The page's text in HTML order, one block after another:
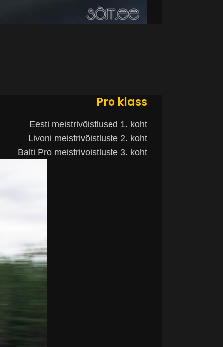
Pro klass
Eesti meistrivõistlused 1. koht
Livoni meistrivõistluste 2. koht
Balti Pro meistrivoistluste 3. koht